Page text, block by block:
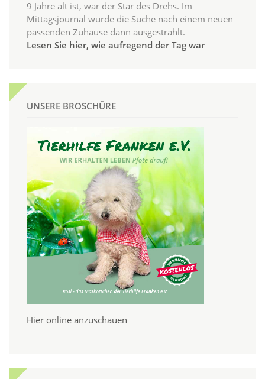
9 Jahre alt ist, war der Star des Drehs. Im
Mittagsjournal wurde die Suche nach einem neuen
passenden Zuhause dann ausgestrahlt.
Lesen Sie hier, wie aufregend der Tag war
UNSERE BROSCHÜRE
Hier online anzuschauen